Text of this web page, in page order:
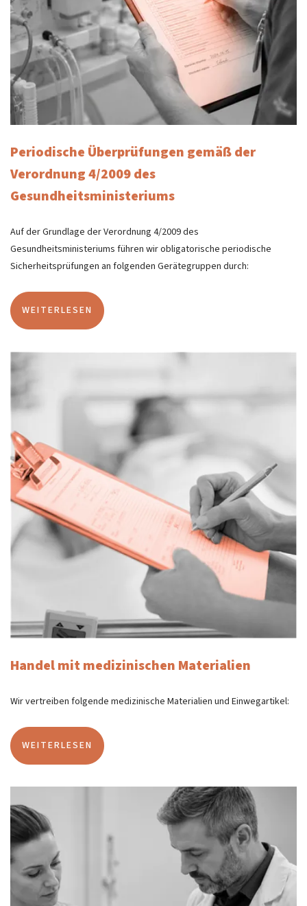
Periodische Überprüfungen gemäß der
Verordnung 4/2009 des
Gesundheitsministeriums
Auf der Grundlage der Verordnung 4/2009 des
Gesundheitsministeriums führen wir obligatorische periodische
Sicherheitsprüfungen an folgenden Gerätegruppen durch:
WEITERLESEN
Handel mit medizinischen Materialien
Wir vertreiben folgende medizinische Materialien und Einwegartikel:
WEITERLESEN